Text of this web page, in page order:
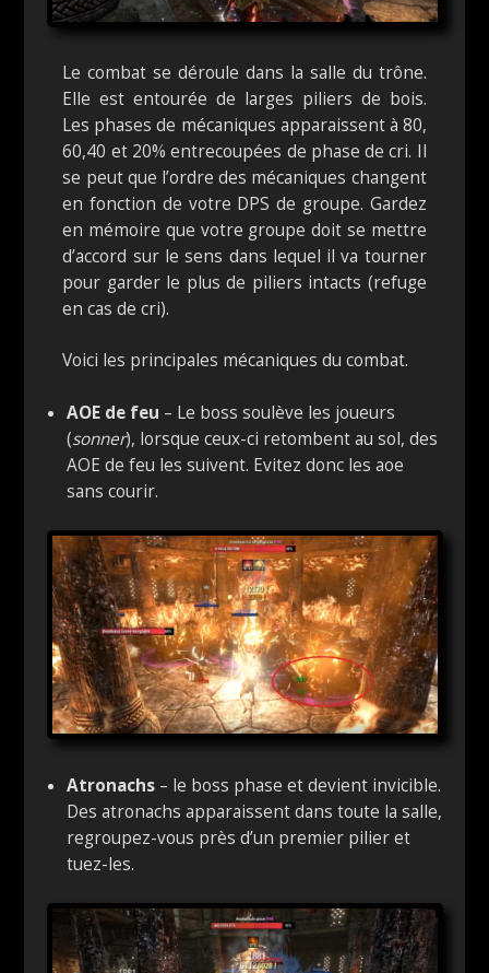
Le combat se déroule dans la salle du trône.
Elle est entourée de larges piliers de bois.
Les phases de mécaniques apparaissent à 80,
60,40 et 20% entrecoupées de phase de cri. Il
se peut que l’ordre des mécaniques changent
en fonction de votre DPS de groupe. Gardez
en mémoire que votre groupe doit se mettre
d’accord sur le sens dans lequel il va tourner
pour garder le plus de piliers intacts (refuge
en cas de cri).
Voici les principales mécaniques du combat.
AOE de feu – Le boss soulève les joueurs
(sonner), lorsque ceux-ci retombent au sol, des
AOE de feu les suivent. Evitez donc les aoe
sans courir.
Atronachs – le boss phase et devient invicible.
Des atronachs apparaissent dans toute la salle,
regroupez-vous près d’un premier pilier et
tuez-les.